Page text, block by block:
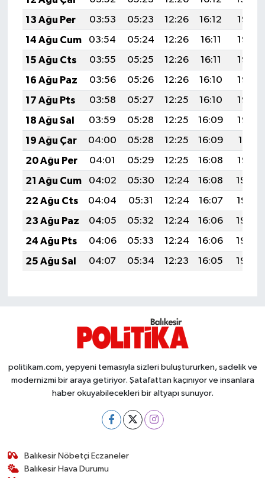
13 Ağu Per
03:53 05:23 12:26 16:12
19:19
14 Ağu Cum
03:54 05:24 12:26 16:11
19:18
15 Ağu Cts
03:55 05:25 12:26 16:11
19:17
16 Ağu Paz
03:56 05:26 12:26 16:10
19:15
17 Ağu Pts
03:58 05:27 12:25 16:10
19:14
18 Ağu Sal
03:59 05:28 12:25 16:09
19:13
19 Ağu Çar
04:00 05:28 12:25 16:09
19:11
20 Ağu Per
04:01 05:29 12:25 16:08
19:10
21 Ağu Cum
04:02 05:30 12:24 16:08
19:09
22 Ağu Cts
04:04 05:31 12:24 16:07
19:07
23 Ağu Paz
04:05 05:32 12:24 16:06
19:06
24 Ağu Pts
04:06 05:33 12:24 16:06
19:05
25 Ağu Sal
04:07 05:34 12:23 16:05 19:03
politikam.com, yepyeni temasıyla sizleri buluştururken, sadelik ve
modernizmi bir araya getiriyor. Şatafattan kaçınıyor ve insanlara
haber okuyabilecekleri bir altyapı sunuyor.
Balıkesir Nöbetçi Eczaneler
Balıkesir Hava Durumu
SAĞLIK
Savaştepe
SEYAHAT
SİYASET
Sındırgı
SPOR
SÜRMANŞET
Susurluk
TARİHTE BUGÜN
VİZYONDAKİLER